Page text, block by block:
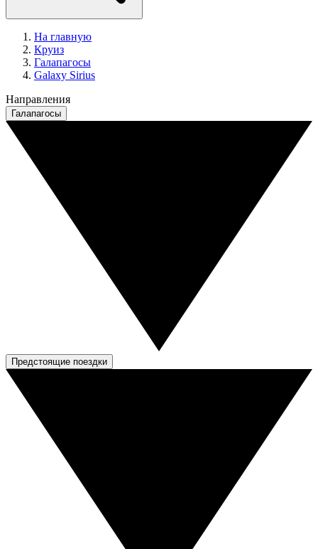
На главную
Круиз
Галапагосы
Galaxy Sirius
Направления
Галапагосы
Предстоящие поездки